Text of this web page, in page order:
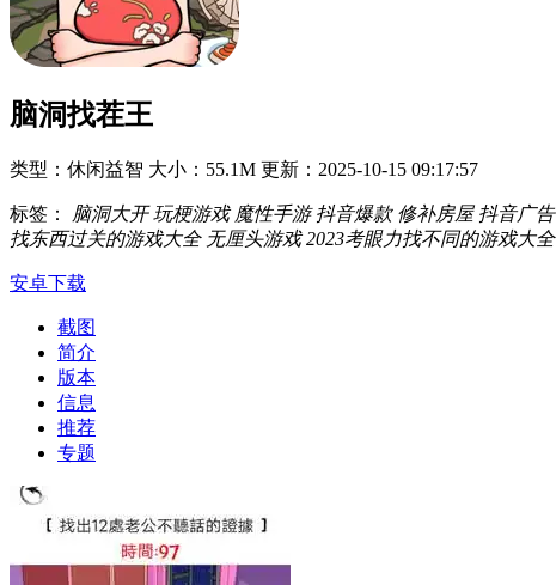
脑洞找茬王
类型：休闲益智 大小：55.1M 更新：2025-10-15 09:17:57
标签： 脑洞大开 玩梗游戏 魔性手游 抖音爆款 修补房屋 抖音广告
找东西过关的游戏大全 无厘头游戏 2023考眼力找不同的游戏大全
安卓下载
截图
简介
版本
信息
推荐
专题